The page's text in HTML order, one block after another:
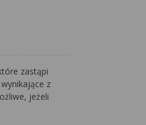
zastąpi
z
jeżeli